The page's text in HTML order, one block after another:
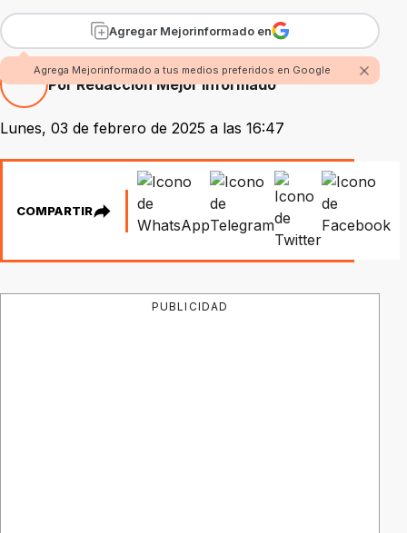
Agregar Mejorinformado en
Agrega Mejorinformado a tus medios preferidos en Google
Por Redacción Mejor Informado
Lunes, 03 de febrero de 2025 a las 16:47
COMPARTIR
PUBLICIDAD